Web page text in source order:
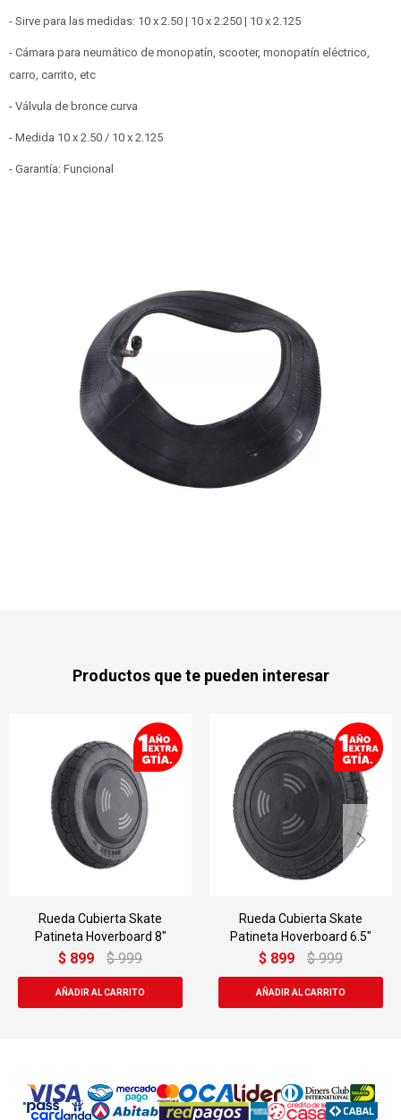
- Sirve para las medidas: 10 x 2.50 | 10 x 2.250 | 10 x 2.125
- Cámara para neumático de monopatín, scooter, monopatín eléctrico,
carro, carrito, etc
- Válvula de bronce curva
- Medida 10 x 2.50 / 10 x 2.125
- Garantía: Funcional
Productos que te pueden interesar
Cubierta Skate
Hoverboard 8"
$ 999
Rueda Cubierta Skate
Patineta Hoverboard 6.5"
$ 999